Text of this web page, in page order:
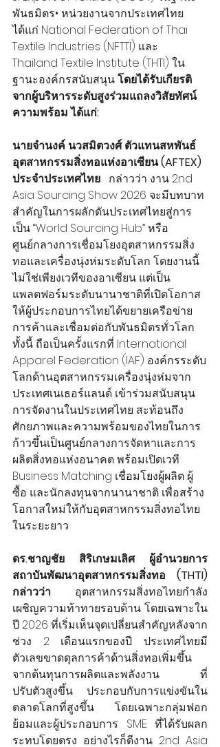
พันธมิตร• หน่วยงานจากประเทศไทย
ได้แก่ National Federation of Thai
Textile Industries (NFTTI) และ
Thailand Textile Institute (THTI) ใน
ฐานะองค์กรสนับสนุน โดยได้รับเกียรติ
จากผู้บริหารระดับสูงร่วมแถลงวิสัยทัศน์
ความพร้อม ได้แก่:
นายจำนงค์ นวสมิตวงศ์ ตัวแทนสหพันธ์
อุตสาหกรรมสิ่งทอแห่งอาเซียน (AFTEX)
ประจำประเทศไทย กล่าวว่า งาน 2nd
Asia Sourcing Show 2026 จะมีบทบาท
สำคัญในการผลักดันประเทศไทยสู่การ
เป็น “World Sourcing Hub” หรือ
ศูนย์กลางการเชื่อมโยงอุตสาหกรรมสิ่ง
ทอและเครื่องนุ่งห่มระดับโลก โดยงานนี้
ไม่ใช่เพียงเวทีของอาเซียน แต่เป็น
แพลตฟอร์มระดับนานาชาติที่เปิดโอกาส
ให้ผู้ประกอบการไทยได้ขยายเครือข่าย
การค้าและเชื่อมต่อกับพันธมิตรทั่วโลก
ทั้งนี้ ถือเป็นครั้งแรกที่ International
Apparel Federation (IAF) องค์กรระดับ
โลกด้านอุตสาหกรรมเครื่องนุ่งห่มจาก
ประเทศเนเธอร์แลนด์ เข้าร่วมสนับสนุน
การจัดงานในประเทศไทย สะท้อนถึง
ศักยภาพและความพร้อมของไทยในการ
ก้าวขึ้นเป็นศูนย์กลางการจัดหาและการ
ผลิตสิ่งทอแห่งอนาคต พร้อมเปิดเวที
Business Matching เชื่อมโยงผู้ผลิต ผู้
ซื้อ และนักลงทุนจากนานาชาติ เพื่อสร้าง
โอกาสใหม่ให้กับอุตสาหกรรมสิ่งทอไทย
ในระยะยาว
ดร.ชาญชัย สิริเกษมเลิศ ผู้อำนวยการ
สถาบันพัฒนาอุตสาหกรรมสิ่งทอ (THTI)
กล่าวว่า อุตสาหกรรมสิ่งทอไทยกำลัง
เผชิญความท้าทายรอบด้าน โดยเฉพาะใน
ปี 2026 ที่เริ่มเห็นจุดเปลี่ยนสำคัญหลังจาก
ช่วง 2 เดือนแรกของปี ประเทศไทยมี
ตัวเลขขาดดุลการค้าด้านสิ่งทอเพิ่มขึ้น
จากต้นทุนการผลิตและพลังงาน          ที่
ปรับตัวสูงขึ้น ประกอบกับการแข่งขันใน
ตลาดโลกที่สูงขึ้น โดยเฉพาะกลุ่มฟอก
ย้อมและผู้ประกอบการ SME ที่ได้รับผลก
ระทบโดยตรง อย่างไรก็ดีงาน 2nd Asia